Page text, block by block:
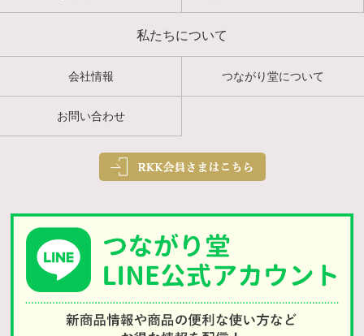
私たちについて
会社情報 つながり堂について
お問い合わせ